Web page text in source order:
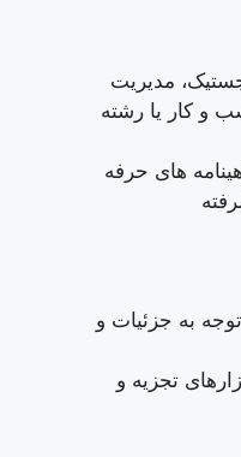
مدیریت
و کار یا رشته
های حرفه
به جزئیات و
تجزیه و